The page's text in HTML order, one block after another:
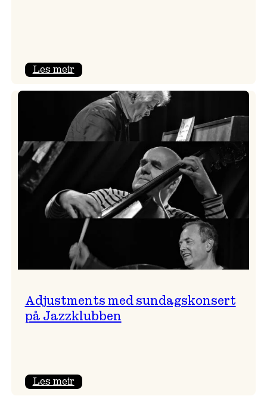
Les meir:
festivalkunstnar
og
plakat!
Adjustments med sundagskonsert
på Jazzklubben
Les meir: